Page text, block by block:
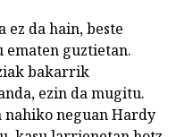
da hain, beste
ematen guztietan.
bakarrik
ezin da mugitu.
nahiko neguan Hardy